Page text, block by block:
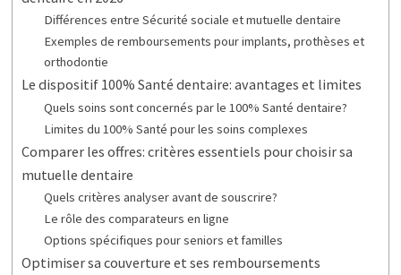
Différences entre Sécurité sociale et mutuelle dentaire
Exemples de remboursements pour implants, prothèses et
orthodontie
Le dispositif 100% Santé dentaire: avantages et limites
Quels soins sont concernés par le 100% Santé dentaire?
Limites du 100% Santé pour les soins complexes
Comparer les offres: critères essentiels pour choisir sa
mutuelle dentaire
Quels critères analyser avant de souscrire?
Le rôle des comparateurs en ligne
Options spécifiques pour seniors et familles
Optimiser sa couverture et ses remboursements